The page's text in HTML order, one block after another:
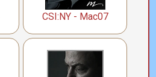
CSI:NY - Mac07